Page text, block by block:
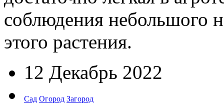
соблюдения небольшого
этого растения.
12 Декабрь 2022
Сад Огород Загород